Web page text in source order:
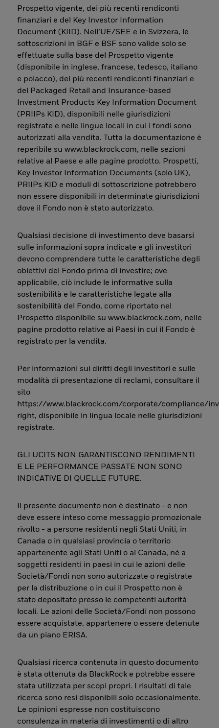
Prospetto vigente, dei più recenti rendiconti
finanziari e del Key Investor Information
Document (KIID). Nell’UE/SEE e in Svizzera, le
sottoscrizioni in BGF e BSF sono valide solo se
effettuate sulla base del Prospetto vigente
(disponibile in inglese, francese, tedesco, italiano
e polacco), dei più recenti rendiconti finanziari e
del Packaged Retail and Insurance-based
Investment Products Key Information Document
(PRIIPs KID), disponibili nelle giurisdizioni
registrate e nelle lingue locali in cui i fondi sono
autorizzati alla vendita. Tutta la documentazione è
reperibile su www.blackrock.com, nelle sezioni
relative al Paese e alle pagine prodotto. Prospetti,
Key Investor Information Documents (solo UK),
PRIIPs KID e moduli di sottoscrizione potrebbero
non essere disponibili in determinate giurisdizioni
dove il Fondo non è stato autorizzato.
Qualsiasi decisione di investimento deve basarsi
sulle informazioni sopra indicate e gli investitori
devono comprendere tutte le caratteristiche degli
obiettivi del Fondo prima di investire; ove
applicabile, ciò include le informative sulla
sostenibilità e le caratteristiche legate alla
sostenibilità del Fondo, come riportato nel
Prospetto disponibile su www.blackrock.com, nelle
pagine prodotto relative ai Paesi in cui il Fondo è
registrato per la vendita.
Per informazioni sui diritti degli investitori e sulle
modalità di presentazione di reclami, consultare il
sito
https://www.blackrock.com/corporate/compliance/
right, disponibile in lingua locale nelle giurisdizioni
registrate.
GLI UCITS NON GARANTISCONO RENDIMENTI
E LE PERFORMANCE PASSATE NON SONO
INDICATIVE DI QUELLE FUTURE.
Il presente documento non è destinato - e non
deve essere inteso come messaggio promozionale
rivolto - a persone residenti negli Stati Uniti, in
Canada o in qualsiasi provincia o territorio
appartenente agli Stati Uniti o al Canada, né a
soggetti residenti in paesi in cui le azioni delle
Società/Fondi non sono autorizzate o registrate
per la distribuzione o in cui il Prospetto non è
stato depositato presso le competenti autorità
locali. Le azioni delle Società/Fondi non possono
essere acquistate, appartenere o essere detenute
da un piano ERISA.
Qualsiasi ricerca contenuta in questo documento
è stata ottenuta da BlackRock e potrebbe essere
stata utilizzata per scopi propri. I risultati di tale
ricerca sono resi disponibili solo occasionalmente.
Le opinioni espresse non costituiscono
consulenza in materia di investimenti o di altro